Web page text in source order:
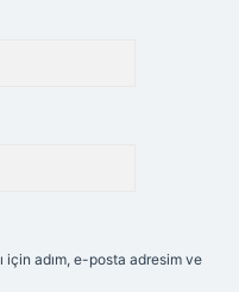
için adım, e-posta adresim ve